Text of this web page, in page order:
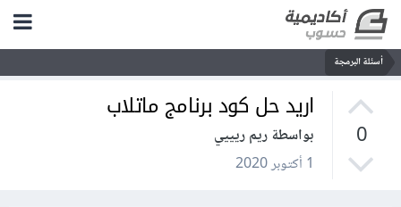
أسئلة البرمجة
0
اريد حل كود برنامج ماتلاب
بواسطة ريم ريييي
1 أكتوبر 2020